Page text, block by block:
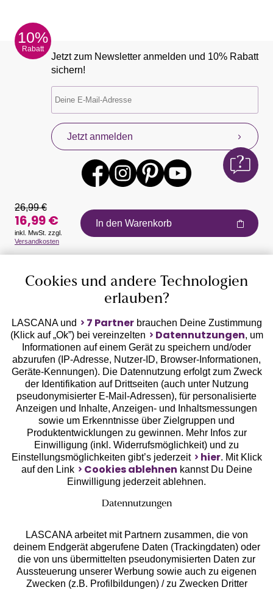
10%
Rabatt
Jetzt zum Newsletter anmelden und 10% Rabatt
sichern!
Jetzt anmelden
Auszeichnungen
Geprüfte Sicherheit
Unsere Apps
Services
26,99 €
16,99 €
inkl. MwSt. zzgl.
Versandkosten
In den Warenkorb
Cookies und andere Technologien
erlauben?
LASCANA und 7 Partnerbrauchen Deine Zustimmung
(Klick auf „Ok”) bei vereinzelten
Datennutzungen, um
Informationen auf einem Gerät zu speichern und/oder
abzurufen (IP-Adresse, Nutzer-ID, Browser-Informationen,
Geräte-Kennungen). Die Datennutzung erfolgt zum Zweck
der Identifikation auf Drittseiten (auch unter Nutzung
pseudonymisierter E-Mail-Adressen), für personalisierte
Anzeigen und Inhalte, Anzeigen- und Inhaltsmessungen
sowie um Erkenntnisse über Zielgruppen und
Produktentwicklungen zu gewinnen. Mehr Infos zur
Einwilligung (inkl. Widerrufsmöglichkeit) und zu
Einstellungsmöglichkeiten gibt’s jederzeit
hier. Mit Klick
auf den Link
Cookies ablehnen kannst Du Deine
Einwilligung jederzeit ablehnen.
Datennutzungen
LASCANA arbeitet mit Partnern zusammen, die von
deinem Endgerät abgerufene Daten (Trackingdaten) oder
die von uns übermittelten pseudonymisierten Daten zur
Aussteuerung unserer Werbung sowie auch zu eigenen
Zwecken (z.B. Profilbildungen) / zu Zwecken Dritter